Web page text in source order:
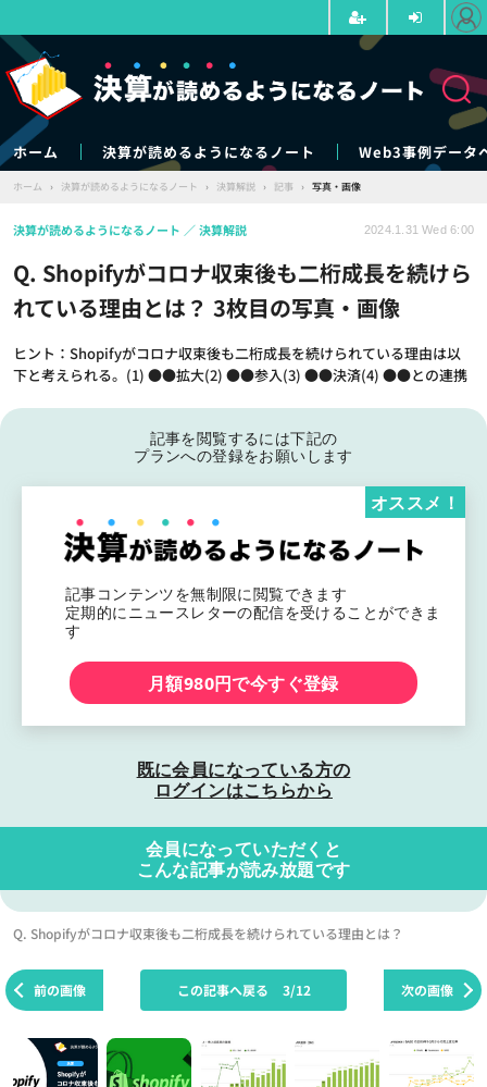
ホーム 決算が読めるようになるノート Web3事例データ
ホーム › 決算が読めるようになるノート › 決算解説 › 記事 › 写真・画像
Q. Shopifyがコロナ収束後も二桁成長を続けら
れている理由とは？ 3枚目の写真・画像
ヒント：Shopifyがコロナ収束後も二桁成長を続けられている理由は以
下と考えられる。(1) ●●拡大(2) ●●参入(3) ●●決済(4) ●●との連携
決算が読めるようになるノート 決算解説 2024.1.31 Wed 6:00
記事を閲覧するには下記の
プランへの登録をお願いします
記事コンテンツを無制限に閲覧できます
定期的にニュースレターの配信を受けることができま
す
オススメ！
月額980円で今すぐ登録
既に会員になっている方の
ログインはこちらから
会員になっていただくと
こんな記事が読み放題です
Q. Shopifyがコロナ収束後も二桁成長を続けられている理由とは？
前の画像 次の画像
この記事へ戻る 3/12